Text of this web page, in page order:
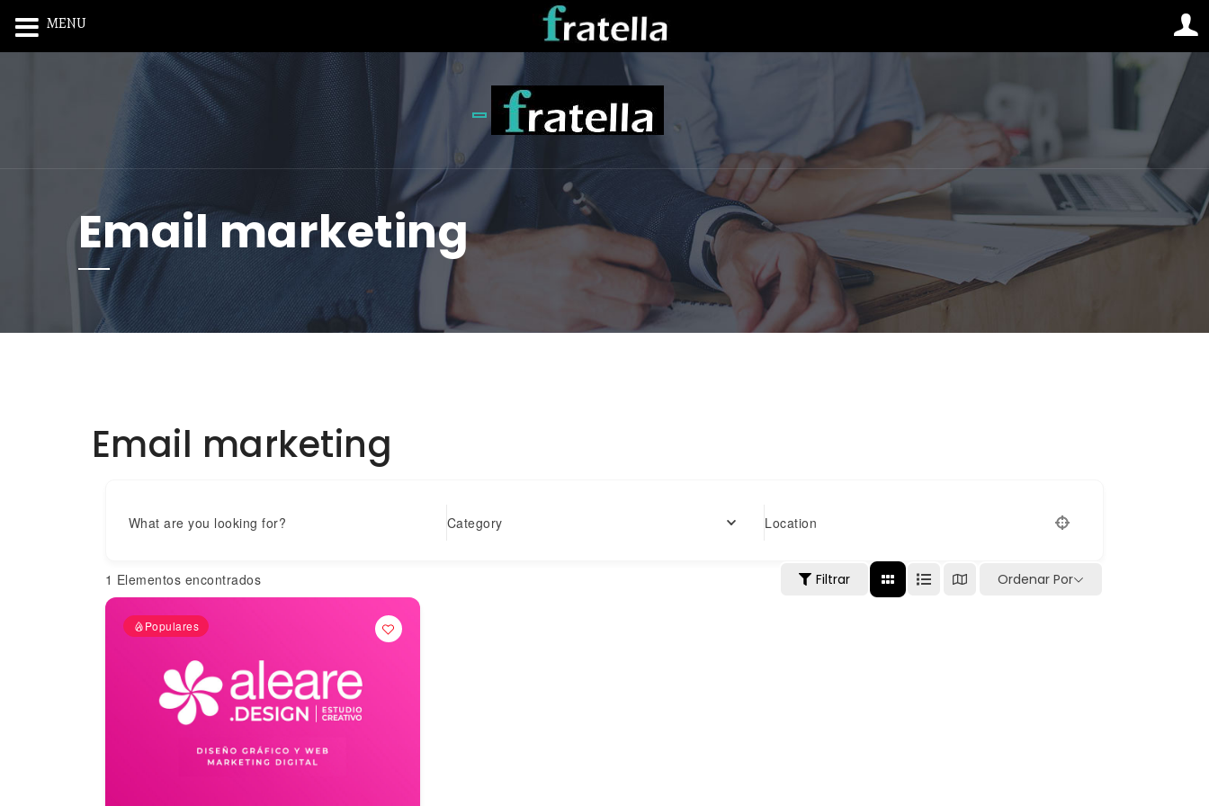
Toggle navigation
Email marketing
Email marketing
What are you looking for? Category Location
1 Elementos encontrados Filtrar Ordenar Por
Populares
MENU